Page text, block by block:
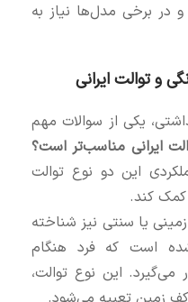
و در برخی مدل‌ها نیاز به
و توالت ایرانی
یکی از سوالات مهم
ایرانی مناسب‌تر است؟
این دو نوع توالت
کمک کند.
یا سنتی نیز شناخته
است که فرد هنگام
می‌گیرد. این نوع توالت،